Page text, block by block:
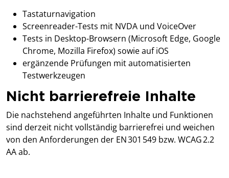
Tastaturnavigation
Screenreader-Tests mit NVDA und VoiceOver
Tests in Desktop-Browsern (Microsoft Edge, Google
Chrome, Mozilla Firefox) sowie auf iOS
ergänzende Prüfungen mit automatisierten
Testwerkzeugen
Nicht barrierefreie Inhalte
Die nachstehend angeführten Inhalte und Funktionen
sind derzeit nicht vollständig barrierefrei und weichen
von den Anforderungen der EN 301 549 bzw. WCAG 2.2
AA ab.